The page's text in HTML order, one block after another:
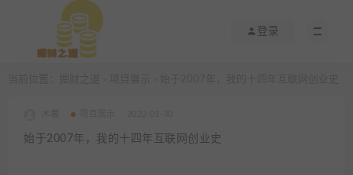
登录
始于2007年，我的十四年互联网创业史